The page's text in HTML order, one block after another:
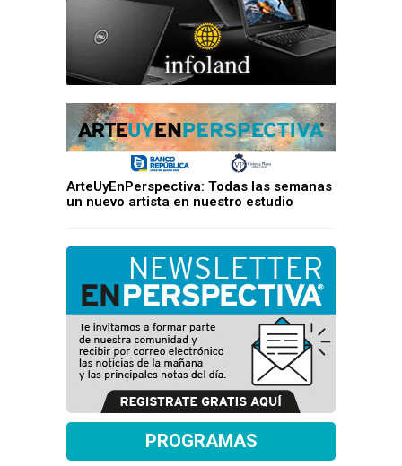
ArteUyEnPerspectiva: Todas las semanas
un nuevo artista en nuestro estudio
PROGRAMAS